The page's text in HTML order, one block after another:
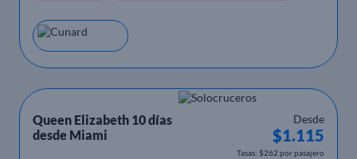
Queen Elizabeth 10 días
desde Miami
Desde
$1.115
Tasas: $262 por pasajero